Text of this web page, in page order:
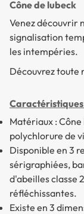
Cône de lubeck
Venez découvrir
signalisation
les intempéries.
Découvrez toute
Caractéristiques
Matériaux :
polychlorure de
Disponible en 3
sérigraphiées,
d'abeilles classe
réfléchissantes.
Existe en 3